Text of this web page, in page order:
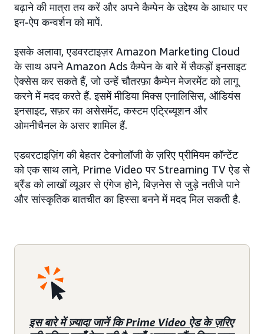
बढ़ाने की मात्रा तय करें और अपने कैम्पेन के उद्देश्य के आधार पर
इन-ऐप कन्वर्शन को मापें.
इसके अलावा, एडवरटाइज़र Amazon Marketing Cloud
के साथ अपने Amazon Ads कैम्पेन के बारे में सैकड़ों इनसाइट
ऐक्सेस कर सकते हैं, जो उन्हें चौतरफ़ा कैम्पेन मेजरमेंट को लागू
करने में मदद करते हैं. इसमें मीडिया मिक्स एनालिसिस, ऑडियंस
इनसाइट, सफ़र का असेसमेंट, कस्टम एट्रिब्यूशन और
ओमनीचैनल के असर शामिल हैं.
एडवरटाइज़िंग की बेहतर टेक्नोलॉजी के ज़रिए प्रीमियम कॉन्टेंट
को एक साथ लाने, Prime Video पर Streaming TV ऐड से
ब्रैंड को लाखों व्यूअर से एंगेज होने, बिज़नेस से जुड़े नतीजे पाने
और सांस्कृतिक बातचीत का हिस्सा बनने में मदद मिल सकती है.
इस बारे में ज़्यादा जानें कि Prime Video ऐड के ज़रिए